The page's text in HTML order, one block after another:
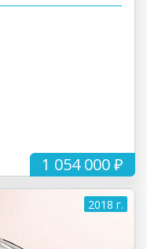
1 054 000 ₽
2018 г.